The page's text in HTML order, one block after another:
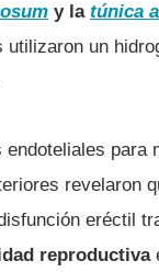
y la túnica
un
revelaron
eréctil
reproductiva